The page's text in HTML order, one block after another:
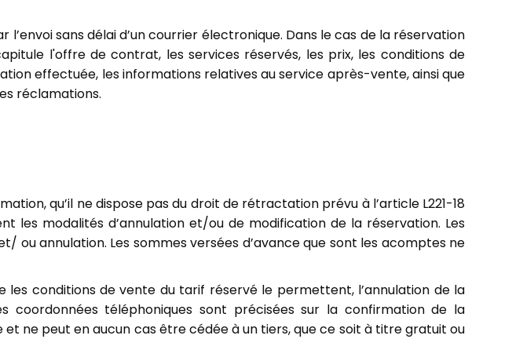
sans délai d’un courrier électronique. Dans le cas de la réservation
l'offre de contrat, les services réservés, les prix, les conditions de
effectuée, les informations relatives au service après-vente, ainsi que
réclamations.
qu’il ne dispose pas du droit de rétractation prévu à l’article L221-18
les modalités d’annulation et/ou de modification de la réservation. Les
annulation. Les sommes versées d’avance que sont les acomptes ne
conditions de vente du tarif réservé le permettent, l’annulation de la
coordonnées téléphoniques sont précisées sur la confirmation de la
ne peut en aucun cas être cédée à un tiers, que ce soit à titre gratuit ou